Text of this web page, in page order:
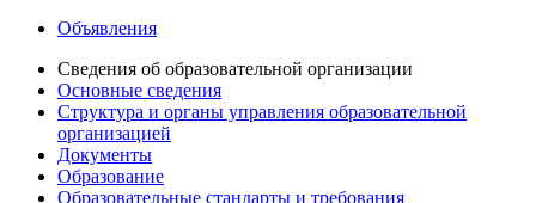
Объявления
Сведения об образовательной организации
Основные сведения
Структура и органы управления образовательной
организацией
Документы
Образование
Образовательные стандарты и требования